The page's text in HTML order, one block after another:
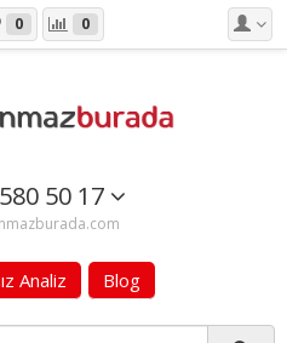
0 0
50 17
Analiz Blog